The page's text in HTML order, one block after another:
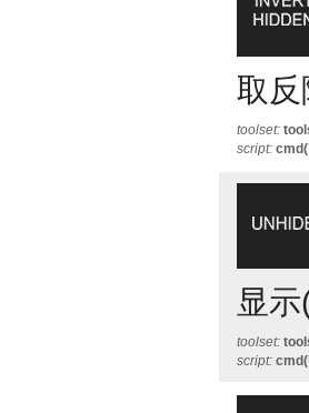
取反
toolset:
script:
显
toolset:
script: